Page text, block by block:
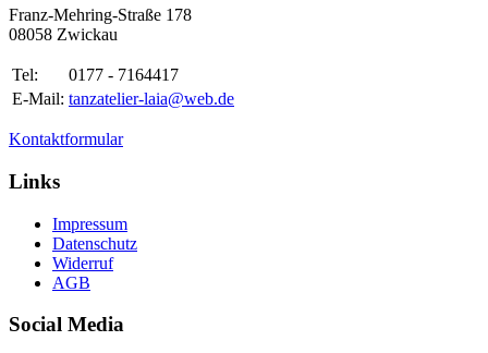
Franz-Mehring-Straße 178
08058 Zwickau
Tel:
0177 - 7164417
E-Mail: tanzatelier-laia@web.de
Kontaktformular
Links
Impressum
Datenschutz
Widerruf
AGB
Social Media